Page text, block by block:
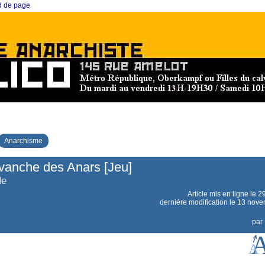
de page
Anarchisme
des Anars [Jeu]
Article mis en ligne le
dernière modification le 13
par